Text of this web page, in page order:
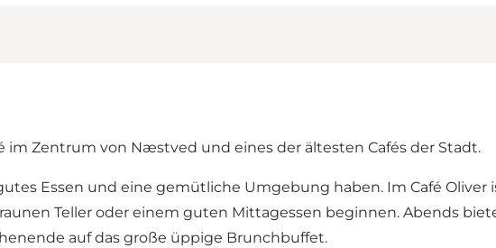
im Zentrum von Næstved und eines der ältesten Cafés der Stadt.
Essen und eine gemütliche Umgebung haben. Im Café
Teller oder einem guten Mittagessen beginnen. Abends
auf das große üppige Brunchbuffet.